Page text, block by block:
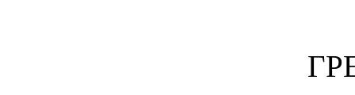
ГРЕЦКИЙ